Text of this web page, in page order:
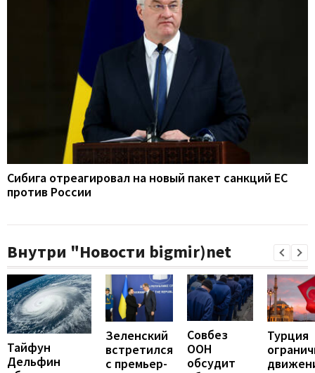
Сибига отреагировал на новый пакет санкций ЕС
против России
Внутри "Новости bigmir)net
Тайфун
Дельфин
Зеленский
встретился
с премьер-
Совбез
ООН
обсудит
Турция